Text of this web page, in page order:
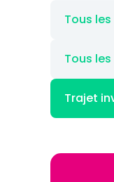
Tous
Tous
Trajet